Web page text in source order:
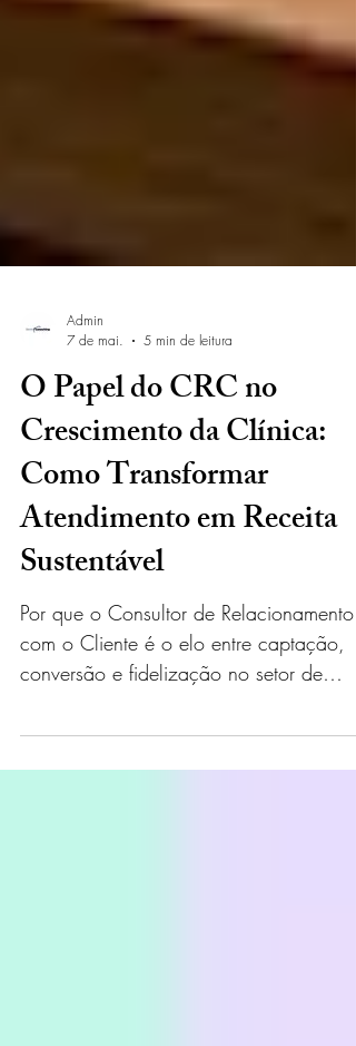
Admin
7 de mai.
5 min de leitura
O Papel do CRC no
Crescimento da Clínica:
Como Transformar
Atendimento em Receita
Sustentável
com o Cliente é o elo entre captação,
conversão e fidelização no setor de